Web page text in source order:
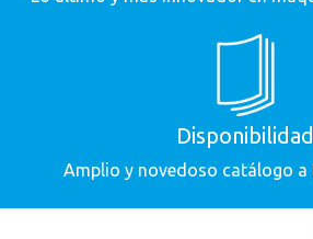
Disponibilidad
Amplio y novedoso catálogo a